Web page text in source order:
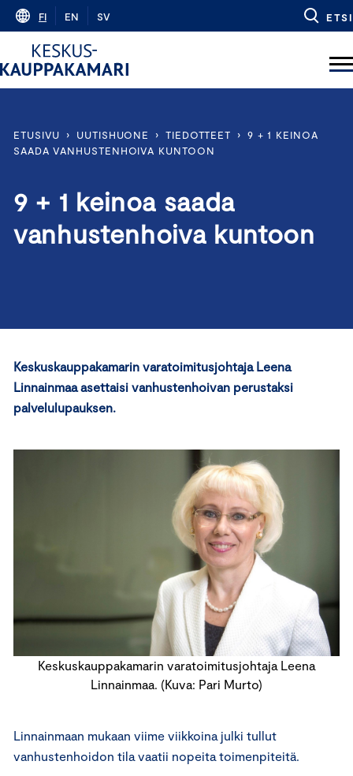
Skip
content
FI EN SV ETSI
ETUSIVU › UUTISHUONE › TIEDOTTEET › 9 + 1 KEINOA
SAADA VANHUSTENHOIVA KUNTOON
9 + 1 keinoa saada
vanhustenhoiva kuntoon
Keskuskauppakamarin varatoimitusjohtaja Leena
Linnainmaa asettaisi vanhustenhoivan perustaksi
palvelulupauksen.
Keskuskauppakamarin varatoimitusjohtaja Leena
Linnainmaa. (Kuva: Pari Murto)
Linnainmaan mukaan viime viikkoina julki tullut
vanhustenhoidon tila vaatii nopeita toimenpiteitä.